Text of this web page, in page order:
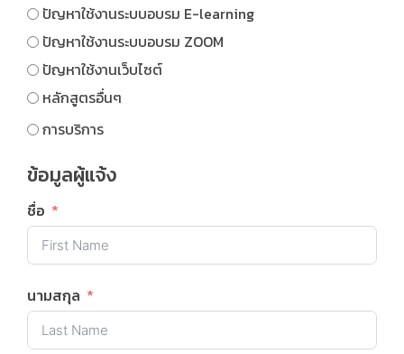
ปัญหาใช้งานระบบอบรม E-learning
ปัญหาใช้งานระบบอบรม ZOOM
ปัญหาใช้งานเว็บไซต์
หลักสูตรอื่นๆ
การบริการ
ข้อมูลผู้แจ้ง
ชื่อ
นามสกุล